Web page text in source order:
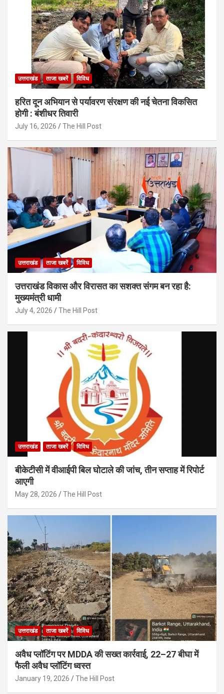
उत्तराखंड ताजा खबरें विविध
हरित दून अभियान से पर्यावरण संरक्षण की नई चेतना विकसित
होगी : बंशीधर तिवारी
July 16, 2026 The Hill Post
उत्तराखंड ताजा खबरें विविध
उत्तराखंड विकास और विरासत का सशक्त संगम बन रहा है:
मुख्यमंत्री धामी
July 4, 2026 The Hill Post
उत्तराखंड ताजा खबरें विविध
बीकेटीसी में वीआईपी बिल घोटाले की जांच, तीन सप्ताह में रिपोर्ट
आएगी
May 28, 2026 The Hill Post
उत्तराखंड ताजा खबरें विविध
अवैध प्लॉटिंग पर MDDA की सख्त कार्रवाई, 22–27 बीघा में
फैली अवैध प्लॉटिंग ध्वस्त
January 19, 2026 The Hill Post